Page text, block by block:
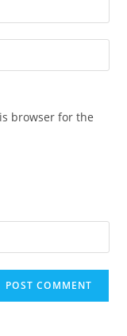
browser for the